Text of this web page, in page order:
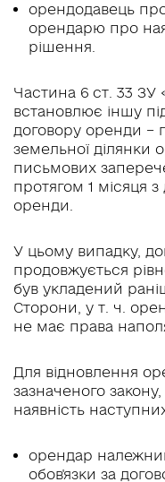
орендодавець
орендарю про
рішення.
Частина 6 ст. 33 ЗУ
встановлює іншу
договору оренди –
земельної ділянки
письмових
протягом 1 місяця
оренди.
У цьому випадку,
продовжується
був укладений
Сторони, у т. ч.
не має права
Для відновлення
зазначеного
наявність
орендар
обов'язки за